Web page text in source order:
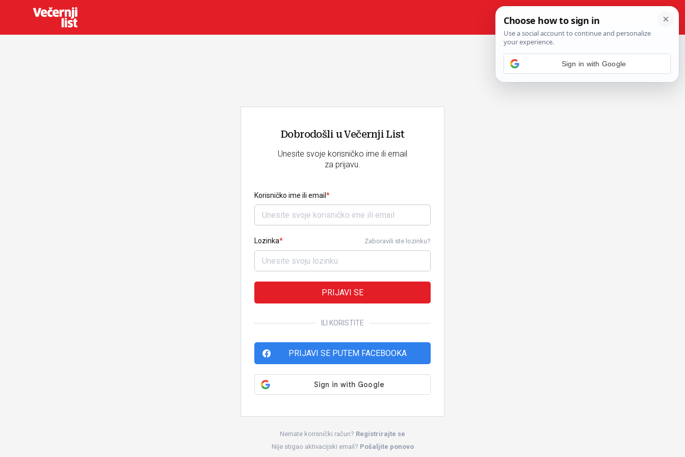
Dobrodošli u Večernji List
Unesite svoje korisničko ime ili email
za prijavu.
Korisničko ime ili email
Lozinka Zaboravili ste lozinku?
PRIJAVI SE
ILI KORISTITE
PRIJAVI SE PUTEM FACEBOOKA
Nemate korisnički račun? Registrirajte se
Nije stigao aktivacijski email? Pošaljite ponovo
Sign in with Google